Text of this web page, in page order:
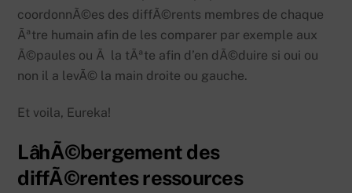
coordonnÃ©es des diffÃ©rents membres de chaque
Ãªtre humain afin de les comparer par exemple aux
Ã©paules ou Ã la tÃªte afin d’en dÃ©duire si oui ou
non il a levÃ© la main droite ou gauche.
Et voila, Eureka!
LâhÃ©bergement des
diffÃ©rentes ressources